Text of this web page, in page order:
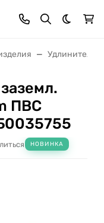
Темная
Удлинители,
ПВС
НОВИНКА